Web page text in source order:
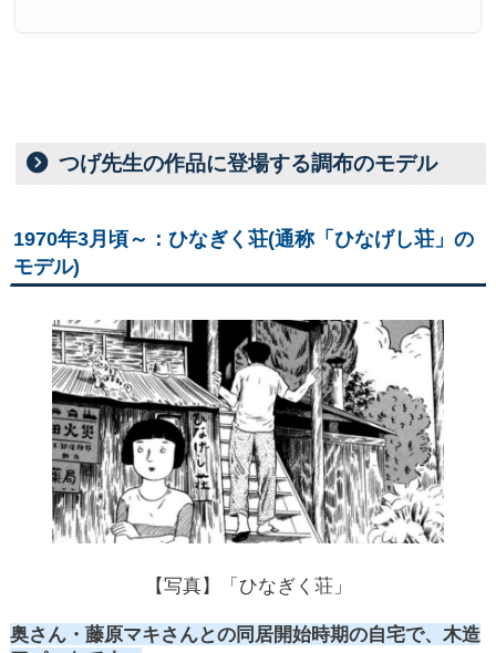
つげ先生の作品に登場する調布のモデル
1970年3月頃～：ひなぎく荘(通称「ひなげし荘」の
モデル)
【写真】「ひなぎく荘」
奥さん・藤原マキさんとの同居開始時期の自宅で、木造